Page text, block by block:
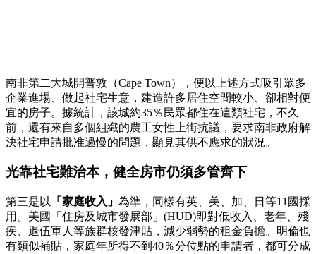
南非第二大城開普敦（Cape Town），便以上述方式吸引眾多
企業進場、做起社宅生意，建造許多居住空間較小、卻相對便
宜的房子。據統計，該城約35％民眾都住在這類社宅，不久
前，還有來自多個組織的農工女性上街抗議，要求南非政府解
決社宅申請批准過慢的問題，顯見其供不應求的狀況。
光靠社宅難治本，健全房市仍須多管齊下
第三是以 「家庭收入」 為準，同樣有英、美、加、日等11國採
用。美國「住房及城市發展部」(HUD)即對低收入、老年、殘
疾、退伍軍人等族群核發津貼，減少弱勢的租金負擔。明倫也
有類似補貼，家庭年所得不到40％分位點的申請者，都可分成